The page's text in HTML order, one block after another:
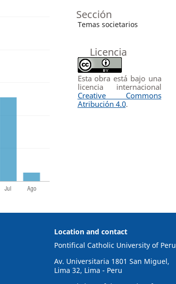
Sección
Temas societarios
Licencia
Esta obra está bajo una
licencia internacional
Creative Commons
Atribución 4.0.
Location and contact
Pontifical Catholic University of Peru
Av. Universitaria 1801 San Miguel,
Lima 32, Lima - Peru